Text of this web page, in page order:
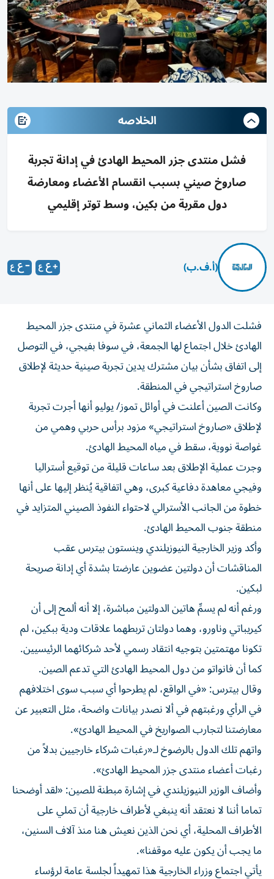
الخلاصه
فشل منتدى جزر المحيط الهادئ في إدانة تجربة
صاروخ صيني بسبب انقسام الأعضاء ومعارضة
دول مقربة من بكين، وسط توتر إقليمي
(أ.ف.ب)
فشلت الدول الأعضاء الثماني عشرة في منتدى جزر المحيط
الهادئ خلال اجتماع لها الجمعة، في سوفا بفيجي، في التوصل
إلى اتفاق بشأن بيان مشترك يدين تجربة صينية حديثة لإطلاق
صاروخ استراتيجي في المنطقة.
وكانت الصين أعلنت في أوائل تموز/ يوليو أنها أجرت تجربة
لإطلاق «صاروخ استراتيجي» مزود برأس حربي وهمي من
غواصة نووية، سقط في مياه المحيط الهادئ.
وجرت عملية الإطلاق بعد ساعات قليلة من توقيع أستراليا
وفيجي معاهدة دفاعية كبرى، وهي اتفاقية يُنظر إليها على أنها
خطوة من الجانب الأسترالي لاحتواء النفوذ الصيني المتزايد في
منطقة جنوب المحيط الهادئ.
وأكد وزير الخارجية النيوزيلندي وينستون بيترس عقب
المناقشات أن دولتين عضوين عارضتا بشدة أي إدانة صريحة
لبكين.
ورغم أنه لم يسمِّ هاتين الدولتين مباشرة، إلا أنه ألمح إلى أن
كيريباتي وناورو، وهما دولتان تربطهما علاقات ودية ببكين، لم
تكونا مهتمتين بتوجيه انتقاد رسمي لأحد شركائهما الرئيسيين.
كما أن فانواتو من دول المحيط الهادئ التي تدعم الصين.
وقال بيترس: «في الواقع، لم يطرحوا أي سبب سوى اختلافهم
في الرأي ورغبتهم في ألا نصدر بيانات واضحة، مثل التعبير عن
معارضتنا لتجارب الصواريخ في المحيط الهادئ».
واتهم تلك الدول بالرضوخ لـ«رغبات شركاء خارجيين بدلاً من
رغبات أعضاء منتدى جزر المحيط الهادئ».
وأضاف الوزير النيوزيلندي في إشارة مبطنة للصين: «لقد أوضحنا
تماما أننا لا نعتقد أنه ينبغي لأطراف خارجية أن تملي على
الأطراف المحلية، أي نحن الذين نعيش هنا منذ آلاف السنين،
ما يجب أن يكون عليه موقفنا».
يأتي اجتماع وزراء الخارجية هذا تمهيداً لجلسة عامة لرؤساء